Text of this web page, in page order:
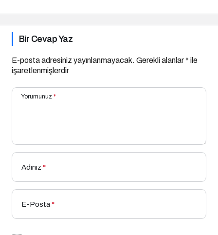
Bir Cevap Yaz
E-posta adresiniz yayınlanmayacak. Gerekli alanlar* ile
işaretlenmişlerdir
Yorumunuz *
Adınız *
E-Posta*